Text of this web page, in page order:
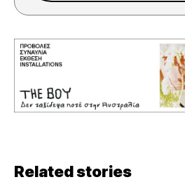
Related stories